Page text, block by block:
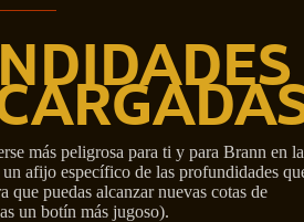
más peligrosa para ti y para Brann en
afijo específico de las profundidades
que puedas alcanzar nuevas cotas de
un botín más jugoso).